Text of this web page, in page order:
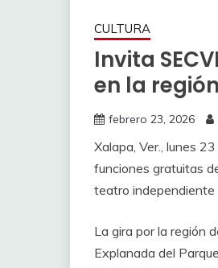
CULTURA
Invita
en la
febrero 23, 2026
Xalapa, Ver., lunes
funciones gratuitas
teatro independiente
La gira por la región
Explanada del